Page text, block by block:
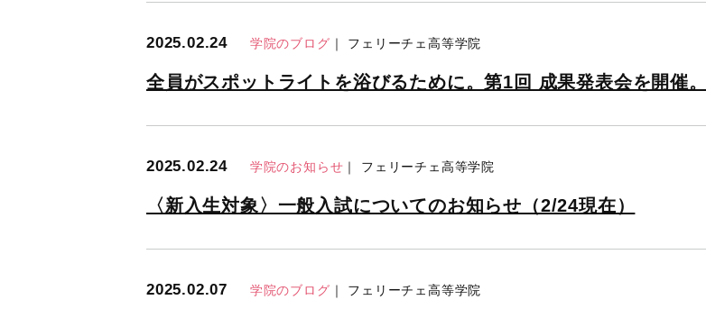
2025.02.24 学院のブログ ｜ フェリーチェ高等学院
全員がスポットライトを浴びるために。第1回 成果発表会を開催。
2025.02.24 学院のお知らせ ｜ フェリーチェ高等学院
〈新入生対象〉一般入試についてのお知らせ（2/24現在）
2025.02.07 学院のブログ ｜ フェリーチェ高等学院